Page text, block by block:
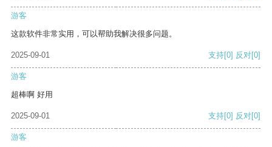
游客
这款软件非常实用，可以帮助我解决很多问题。
2025-09-01 支持[0] 反对[0]
游客
超棒啊 好用
2025-09-01 支持[0] 反对[0]
游客